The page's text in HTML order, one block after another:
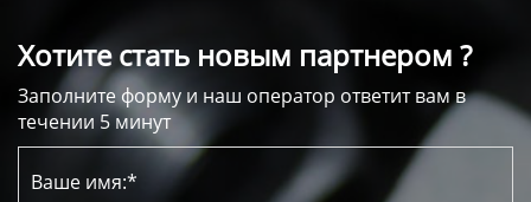
Хотите стать новым партнером ?
Заполните форму и наш оператор ответит вам в
течении 5 минут